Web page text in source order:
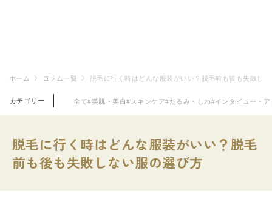
ホーム コラム一覧 脱毛に行く時はどんな服装がいい？脱毛前も後も失敗し
カテゴリー 全て#美肌・美白#スキンケア#たるみ・しわ#インタビュー・
脱毛に行く時はどんな服装がいい？脱毛
前も後も失敗しない服の選び方